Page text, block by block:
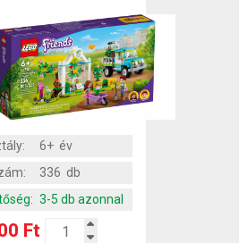
6+ év
336 db
3-5 db azonnal
Ft